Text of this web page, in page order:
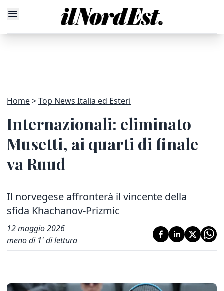
Home Top News Italia ed Esteri
Internazionali: eliminato
Musetti, ai quarti di finale
va Ruud
Il norvegese affronterà il vincente della
sfida Khachanov-Prizmic
12 maggio 2026
meno di 1' di lettura